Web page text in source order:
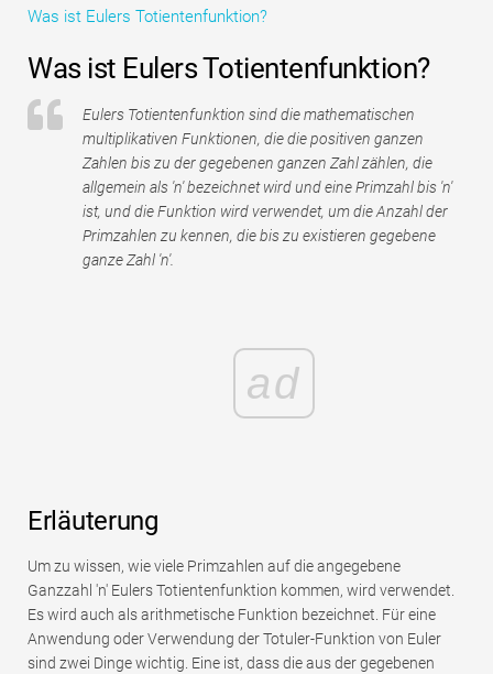
Tutorials zur Finanzmodellierung
Vollständige Form
Risikomanagement-Tutorials
Was ist Eulers Totientenfunktion?
Was ist Eulers Totientenfunktion?
Eulers Totientenfunktion sind die mathematischen
multiplikativen Funktionen, die die positiven ganzen
Zahlen bis zu der gegebenen ganzen Zahl zählen, die
allgemein als 'n' bezeichnet wird und eine Primzahl bis 'n'
ist, und die Funktion wird verwendet, um die Anzahl der
Primzahlen zu kennen, die bis zu existieren gegebene
ganze Zahl 'n'.
ad
Erläuterung
Um zu wissen, wie viele Primzahlen auf die angegebene
Ganzzahl 'n' Eulers Totientenfunktion kommen, wird verwendet.
Es wird auch als arithmetische Funktion bezeichnet. Für eine
Anwendung oder Verwendung der Totuler-Funktion von Euler
sind zwei Dinge wichtig. Eine ist, dass die aus der gegebenen